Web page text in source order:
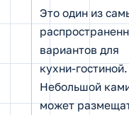
Это один из
вариантов для
кухни-гостиной.
Небольшой
может